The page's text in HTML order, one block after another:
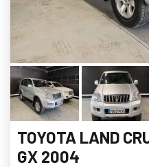
TOYOTA LAND
GX 2004